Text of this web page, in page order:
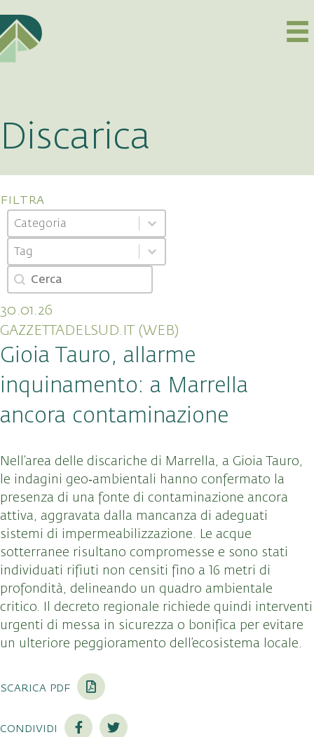
Discarica
filtra
Categoria
Select content
Select content
Tag
Select content
Select content
Cerca
Search content
30.01.26
GAZZETTADELSUD.IT (WEB)
Gioia Tauro, allarme
inquinamento: a Marrella
ancora contaminazione
Nell’area delle discariche di Marrella, a Gioia Tauro,
le indagini geo‑ambientali hanno confermato la
presenza di una fonte di contaminazione ancora
attiva, aggravata dalla mancanza di adeguati
sistemi di impermeabilizzazione. Le acque
sotterranee risultano compromesse e sono stati
individuati rifiuti non censiti fino a 16 metri di
profondità, delineando un quadro ambientale
critico. Il decreto regionale richiede quindi interventi
urgenti di messa in sicurezza o bonifica per evitare
un ulteriore peggioramento dell’ecosistema locale.
scarica pdf
condividi